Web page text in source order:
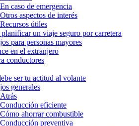
En caso de emergencia
Otros aspectos de interés
Recursos útiles
un viaje seguro por carretera
para personas mayores
en el extranjero
conductores
ser tu actitud al volante
generales
Atrás
Conducción eficiente
Cómo ahorrar combustible
Conducción preventiva